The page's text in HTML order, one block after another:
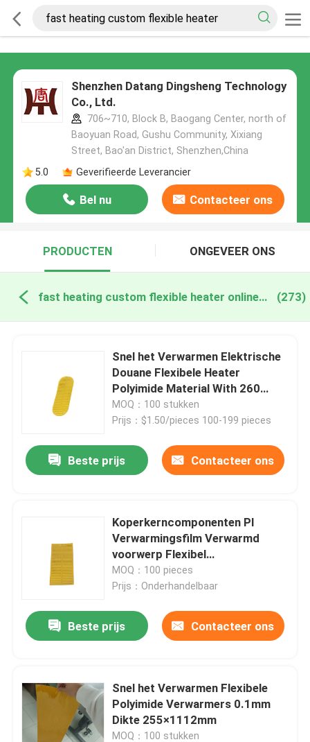
Shenzhen Datang Dingsheng Technology
Co., Ltd.
706~710, Block B, Baogang Center, north of
Baoyuan Road, Gushu Community, Xixiang
Street, Bao'an District, Shenzhen,China
5.0
Geverifieerde Leverancier
Bel nu Contacteer ons
PRODUCTEN ONGEVEER ONS
fast heating custom flexible heater online fabricage (273)
Snel het Verwarmen Elektrische
Douane Flexibele Heater
Polyimide Material With 260
Graad
MOQ：100 stukken
Prijs：$1.50/pieces 100-199 pieces
Beste prijs Contacteer ons
Koperkerncomponenten PI
Verwarmingsfilm Verwarmd
voorwerp Flexibel
verwarmingspad
MOQ：100 pieces
Prijs：Onderhandelbaar
Beste prijs Contacteer ons
Snel het Verwarmen Flexibele
Polyimide Verwarmers 0.1mm
Dikte 255×1112mm
MOQ：100 stukken